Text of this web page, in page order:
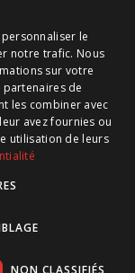
restez à jour !
FRENCH
le
notre trafic. Nous
sur votre
de
les combiner avec
avez fournies ou
utilisation de leurs
NON CLASSIFIÉS